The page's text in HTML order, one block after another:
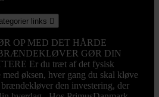
links 
OP MED DET HÅRDE
GØR DIN
Er du træt af det fysisk
øksen, hver gang du skal kløve
den investering, der